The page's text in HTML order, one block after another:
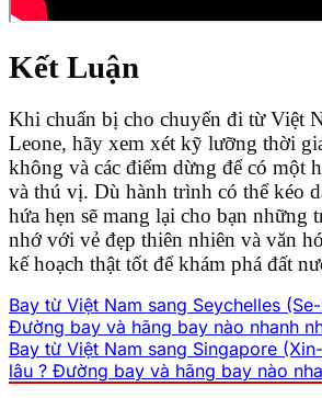
Kết Luận
Khi chuẩn bị cho chuyến đi từ Việt
Leone, hãy xem xét kỹ lưỡng thời
không và các điểm dừng để có một
và thú vị. Dù hành trình có thể kéo
hứa hẹn sẽ mang lại cho bạn những
nhớ với vẻ đẹp thiên nhiên và văn
kế hoạch thật tốt để khám phá đất
Bay từ Việt Nam sang Seychelles
Đường bay và hãng bay nào nhanh
Bay từ Việt Nam sang Singapore
lâu ? Đường bay và hãng bay nào